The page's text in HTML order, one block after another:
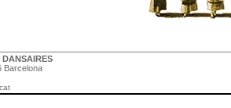
Barcelona